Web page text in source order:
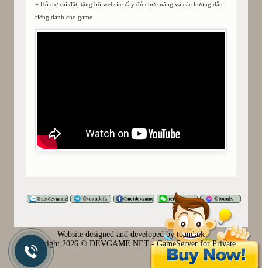
+ Hỗ trợ cài đặt, tặng bộ website đầy đủ chức năng và các hướng dẫn
riêng dành cho game
Website designed and developed by toandaik
Copyright 2026 © DEVGAME.NET - GameServer for Private